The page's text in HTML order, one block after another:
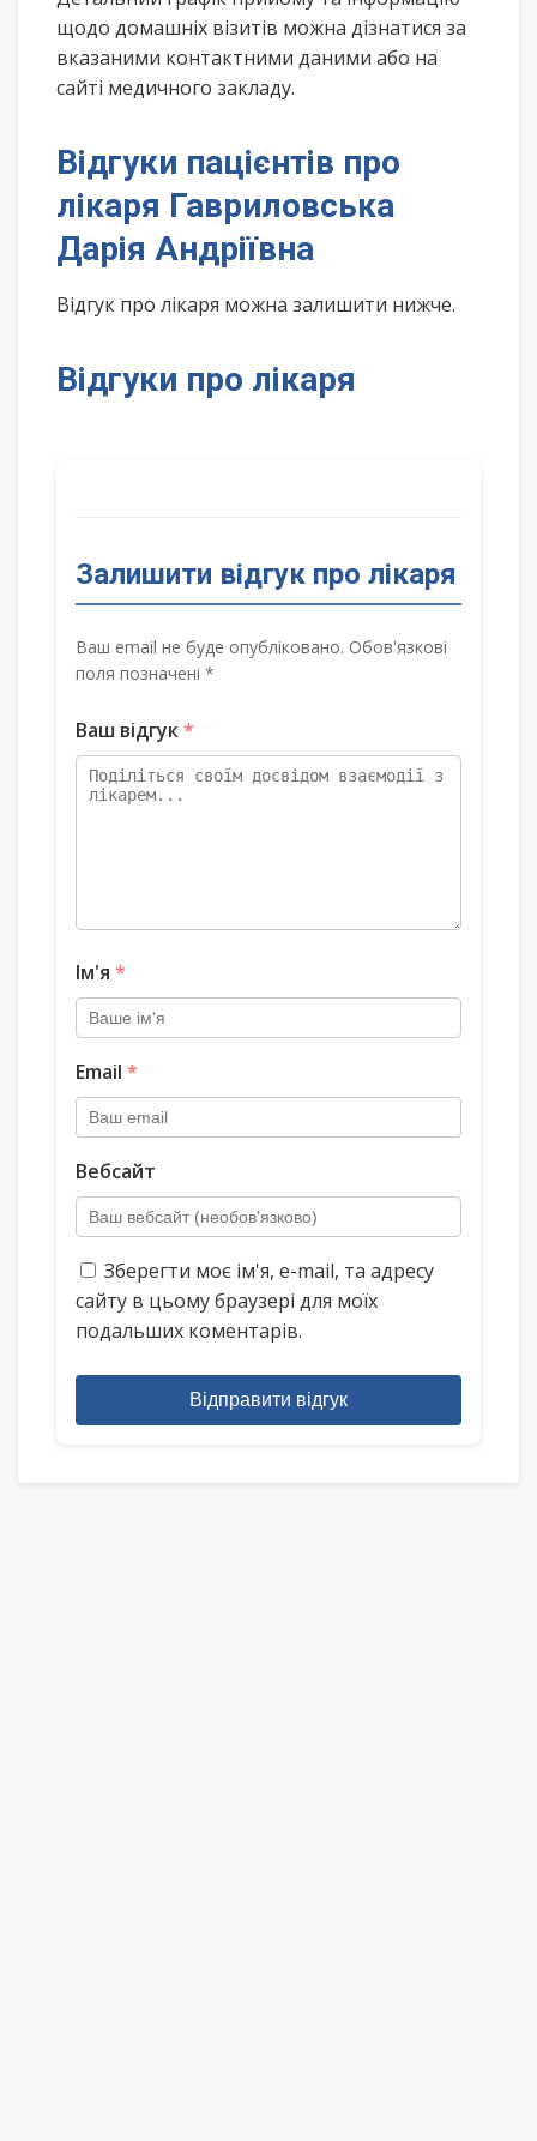
щодо домашніх візитів можна дізнатися за
вказаними контактними даними або на
сайті медичного закладу.
Відгуки пацієнтів про
лікаря Гавриловська
Дарія Андріївна
Відгук про лікаря можна залишити нижче.
Відгуки про лікаря
Залишити відгук про лікаря
Ваш email не буде опубліковано. Обов'язкові
поля позначені *
Ваш відгук*
Ім'я *
Email *
Вебсайт
Зберегти моє ім'я, e-mail, та адресу
сайту в цьому браузері для моїх
подальших коментарів.
Відправити відгук